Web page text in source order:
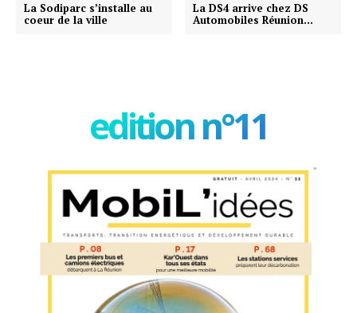
La Sodiparc s’installe au
coeur de la ville
La DS4 arrive chez DS
Automobiles Réunion…
edition n°11